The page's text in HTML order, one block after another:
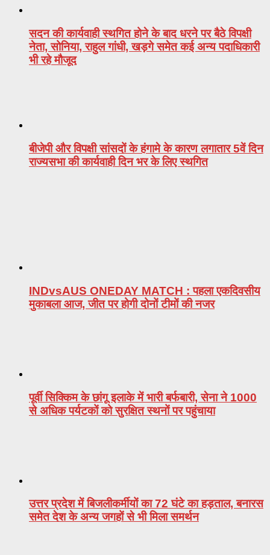
सदन की कार्यवाही स्थगित होने के बाद धरने पर बैठे विपक्षी
नेता, सोनिया, राहुल गांधी, खड़गे समेत कई अन्य पदाधिकारी
भी रहे मौजूद
बीजेपी और विपक्षी सांसदों के हंगामे के कारण लगातार 5वें दिन
राज्यसभा की कार्यवाही दिन भर के लिए स्थगित
INDvsAUS ONEDAY MATCH : पहला एकदिवसीय
मुकाबला आज, जीत पर होगी दोनों टीमों की नजर
पूर्वी सिक्किम के छांगू इलाके में भारी बर्फबारी, सेना ने 1000
से अधिक पर्यटकों को सुरक्षित स्थनों पर पहुंचाया
उत्तर प्रदेश में बिजलीकर्मीयों का 72 घंटे का हड़ताल, बनारस
समेत देश के अन्य जगहों से भी मिला समर्थन